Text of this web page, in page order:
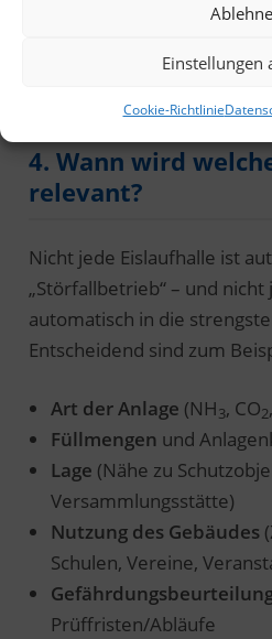
Einstellungen
Cookie-Richtlinie
Zusammenspiel aus
und Nachweisen.
4. Wann wird
relevant?
Nicht jede Eislaufhalle ist
„Störfallbetrieb“ – und
automatisch in die
Entscheidend sind zum
Art der Anlage (NH3, CO2
Füllmengen und
Lage (Nähe zu
Versammlungsstätte)
Nutzung des Gebäudes
Schulen, Vereine,
Prüffristen/Abläufe